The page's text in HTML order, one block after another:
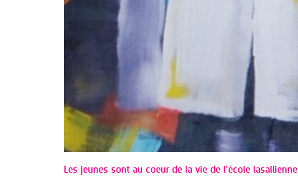
Les jeunes sont au coeur de la vie de l’école lasallienne